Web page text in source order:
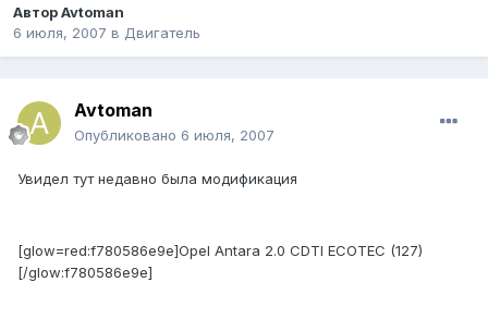
АвторAvtoman
6 июля, 2007 в Двигатель
Avtoman
Опубликовано 6 июля, 2007
Увидел тут недавно была модификация
[glow=red:f780586e9e]Opel Antara 2.0 CDTI ECOTEC (127)
[/glow:f780586e9e]